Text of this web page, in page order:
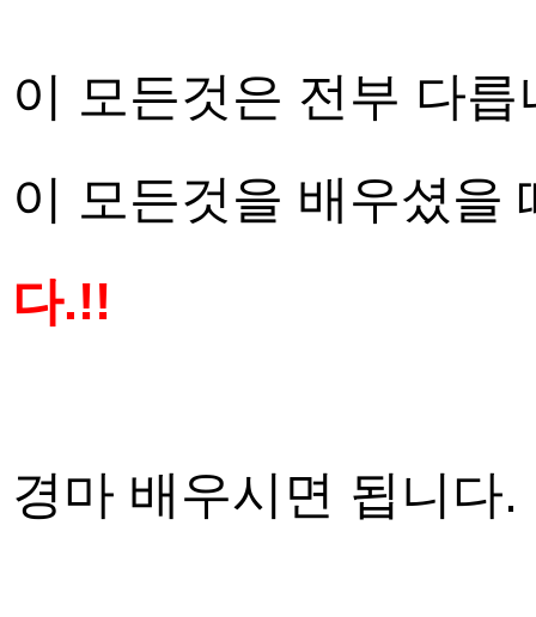
이 모든것은 전부 다릅
이 모든것을 배우셨
다.!!
경마 배우시면 됩니다.